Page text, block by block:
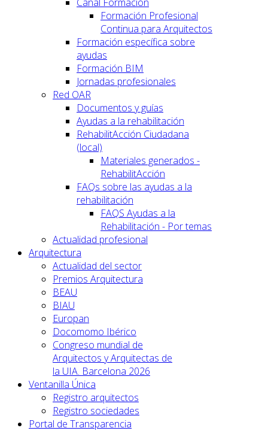
Formación Profesional
Continua para Arquitectos
Formación específica sobre
ayudas
Formación BIM
Jornadas profesionales
Red OAR
Documentos y guías
Ayudas a la rehabilitación
RehabilitAcción Ciudadana
(local)
Materiales generados -
RehabilitAcción
FAQs sobre las ayudas a la
rehabilitación
FAQS Ayudas a la
Rehabilitación - Por temas
Actualidad profesional
Arquitectura
Actualidad del sector
Premios Arquitectura
BEAU
BIAU
Europan
Docomomo Ibérico
Congreso mundial de
Arquitectos y Arquitectas de
la UIA. Barcelona 2026
Ventanilla Única
Registro arquitectos
Registro sociedades
Portal de Transparencia